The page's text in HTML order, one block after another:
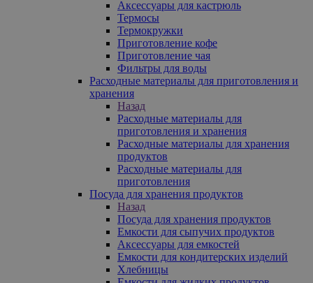
Аксессуары для кастрюль
Термосы
Термокружки
Приготовление кофе
Приготовление чая
Фильтры для воды
Расходные материалы для приготовления и
хранения
Назад
Расходные материалы для
приготовления и хранения
Расходные материалы для хранения
продуктов
Расходные материалы для
приготовления
Посуда для хранения продуктов
Назад
Посуда для хранения продуктов
Емкости для сыпучих продуктов
Аксессуары для емкостей
Емкости для кондитерских изделий
Хлебницы